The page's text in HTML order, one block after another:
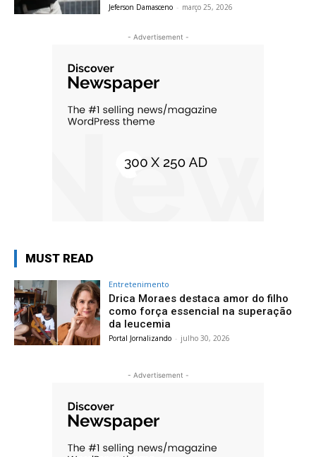
Jeferson Damasceno - março 25, 2026
- Advertisement -
MUST READ
Entretenimento
Drica Moraes destaca amor do filho
como força essencial na superação
da leucemia
Portal Jornalizando - julho 30, 2026
- Advertisement -